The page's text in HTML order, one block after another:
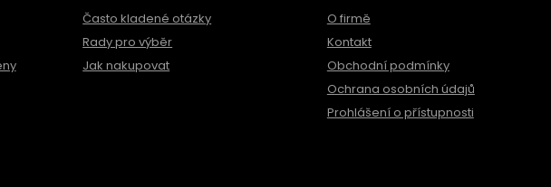
Často kladené otázky
Rady pro výběr
Jak nakupovat
O firmě
Kontakt
Obchodní podmínky
Ochrana osobních údajů
Prohlášení o přístupnosti